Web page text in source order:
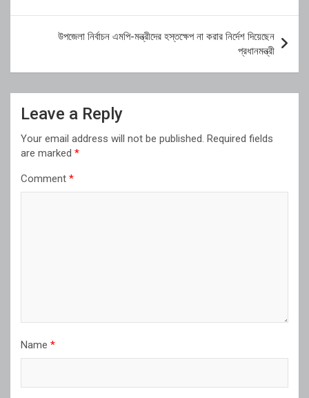
উপজেলা নির্বাচন এমপি-মন্ত্রীদের হস্তক্ষেপ না করার নির্দেশ দিয়েছেন
প্রধানমন্ত্রী
Leave a Reply
Your email address will not be published. Required fields
are marked *
Comment *
Name *